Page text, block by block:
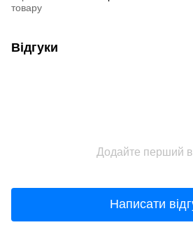
товару
Відгуки
Додайте перший
Написати